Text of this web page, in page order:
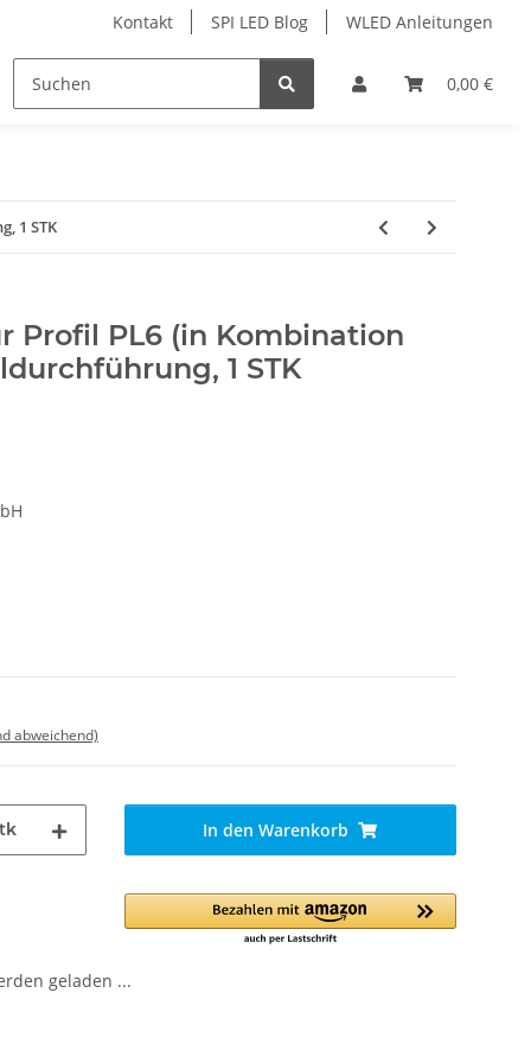
Kontakt SPI LED Blog WLED Anleitungen
0,00 €
Zubehör
1 STK
Profil PL6 (in Kombination
1 STK
abweichend)
In den Warenkorb
geladen ...